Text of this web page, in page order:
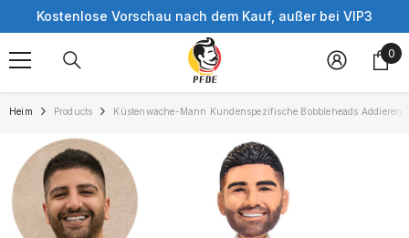
Skip to content
Kostenlose Vorschau nach dem Kauf, außer bei VIP3
0
0
Heim Products Küstenwache-Mann Kundenspezifische Bobbleheads Addieren